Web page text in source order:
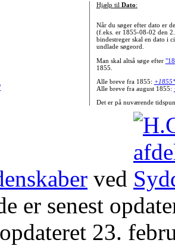
Hjælp til Dato:
Når du søger efter dato er
(f.eks. er 1855-08-02 den
bindestreger skal en dato i
undlade søgeord.
Man skal altså søge efter
1855.
Alle breve fra 1855:
Alle breve fra august 1855:
Det er på nuværende
ved
er senest
23.